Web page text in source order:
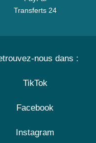
Transferts 24
nous dans :
TikTok
Facebook
Instagram